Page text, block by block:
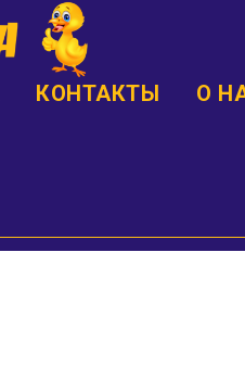
КОНТАКТЫ О